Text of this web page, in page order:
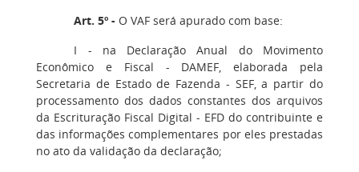
Art. 5º - O VAF será apurado com base:
I - na Declaração Anual do Movimento
Econômico e Fiscal - DAMEF, elaborada pela
Secretaria de Estado de Fazenda - SEF, a partir do
processamento dos dados constantes dos arquivos
da Escrituração Fiscal Digital - EFD do contribuinte e
das informações complementares por eles prestadas
no ato da validação da declaração;